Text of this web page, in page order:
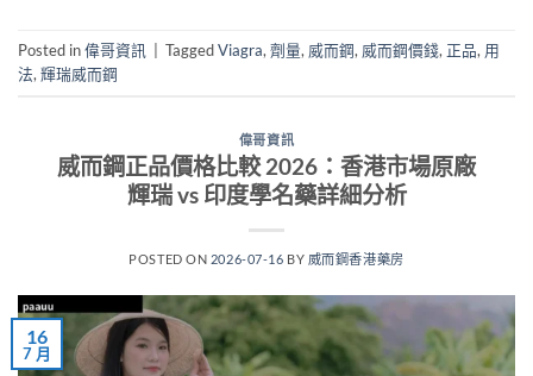
Posted in偉哥資訊 TaggedViagra, 劑量, 威而鋼, 威而鋼價錢, 正品, 用
法, 輝瑞威而鋼
偉哥資訊
威而鋼正品價格比較 2026：香港市場原廠
輝瑞 vs 印度學名藥詳細分析
POSTED ON 2026-07-16 BY 威而鋼香港藥房
16
7 月